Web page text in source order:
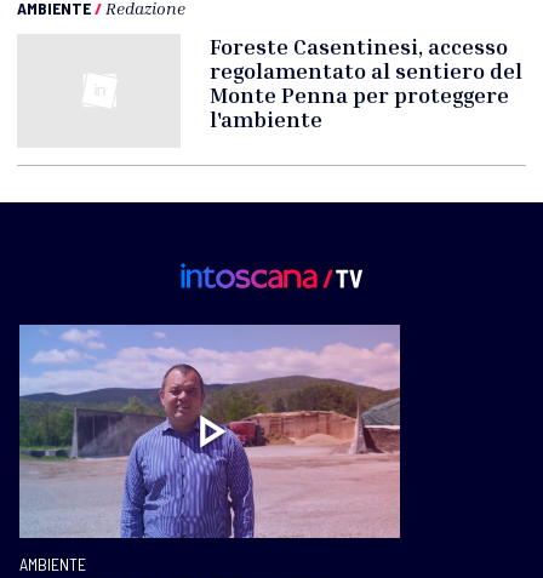
AMBIENTE/ Redazione
Foreste Casentinesi, accesso
regolamentato al sentiero del
Monte Penna per proteggere
l'ambiente
AMBIENTE